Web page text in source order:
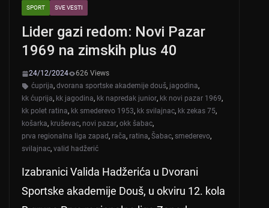
SPORT SVE VESTI
Lider gazi redom: Novi Pazar
1969 na zimskih plus 40
24/12/2024
626 Views
ćuprija, dvorana sportske akademije douš, jagodina,
kk ćuprija, kk jagodina, kk napredak junior, kk novi pazar 1969,
kk polet ratina, kk smederevo 1953, kk svilajnac, kk zekas 75,
košarka, kruševac, novi pazar, okk šabac,
prva regionalna liga zapad, rača, ratina, Šabac, smederevo,
svilajnac, valid hadžerić
Izabranici Valida Hadžerića u Dvorani
Sportske akademije Douš, u okviru 12. kola